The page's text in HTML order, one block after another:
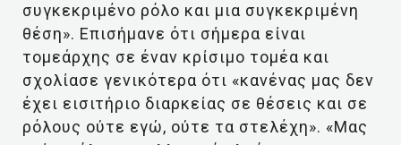
συγκεκριμένο ρόλο και μια συγκεκριμένη
θέση». Επισήμανε ότι σήμερα είναι
τομεάρχης σε έναν κρίσιμο τομέα και
σχολίασε γενικότερα ότι «κανένας μας δεν
έχει εισιτήριο διαρκείας σε θέσεις και σε
ρόλους ούτε εγώ, ούτε τα στελέχη». «Μας